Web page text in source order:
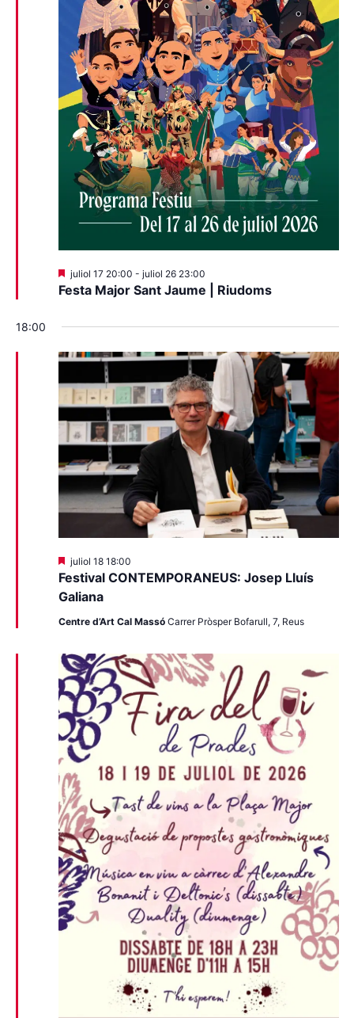
Festa Major Sant Jaume | Riudoms
Destacats
juliol 17 20:00 - juliol 26 23:00
18:00
Festival CONTEMPORANEUS: Josep Lluís
Galiana
Destacats
juliol 18 18:00
Centre d’Art Cal Massó Carrer Pròsper Bofarull, 7, Reus